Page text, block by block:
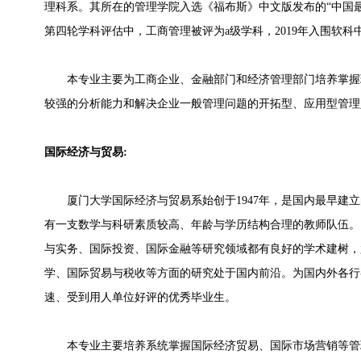
理科系。其所在的管理学院入选《福布斯》中文版发布的“中国
第四轮学科评估中，工商管理被评为a级学科，2019年入围软
本专业主要为工商企业、金融部门和经济管理部门培养掌握
较强的分析能力和解决企业一般管理问题的开拓型、应用型管
国际经济与贸易:
厦门大学国际经济与贸易系始创于1947年，是国内最早建
有一支数学与科研素质较高、年龄与学历结构合理的教师队伍
与实务、国际投资、国际金融等研究领域都有良好的学术建树
学、国际贸易与税收等方面的研究处于国内前沿。为国内外各
速、受到用人单位好评的优秀毕业生。
本专业主要培养系统掌握国际经济贸易、国际市场营销等管